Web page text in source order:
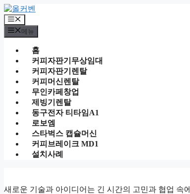
컨
텐
츠
로
메
뉴
메뉴
홈
커피자판기무상임대
커피자판기렌탈
커피머신렌탈
무인카페창업
제빙기렌탈
동구전자 티타임A1
로보엠
스타벅스 캡슐머신
커피브레이크 MD1
설치사례
새로운 기술과 아이디어는 긴 시간의 고민과 협업 속